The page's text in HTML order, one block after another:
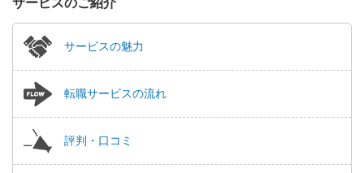
サービスの魅力
転職サービスの流れ
評判・口コミ